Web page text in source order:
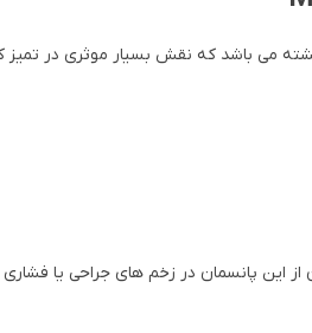
می باشد که نقش بسیار موثری در تمیز
پانسمان در زخم های جراحی یا